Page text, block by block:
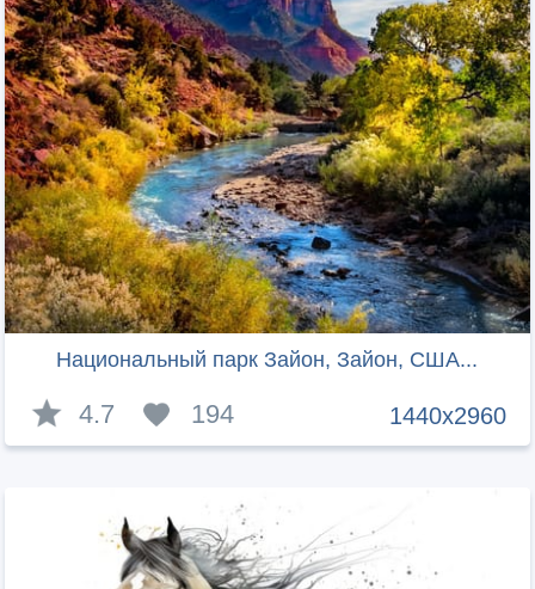
Национальный парк Зaйон, Зaйон, США...
1440x2960
4.7 194